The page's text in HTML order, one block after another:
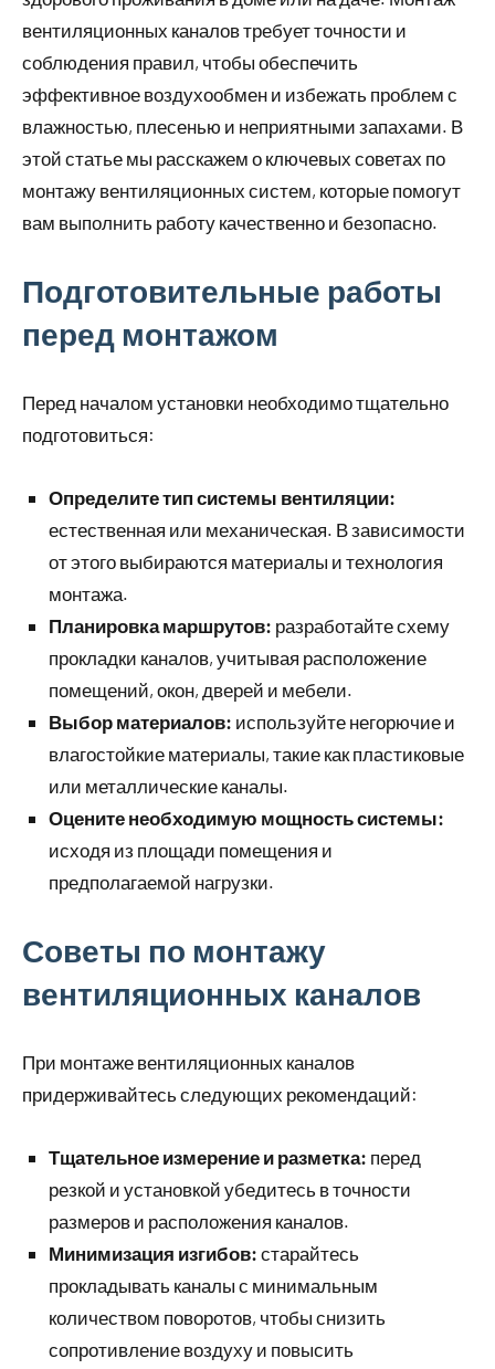
вентиляционных каналов требует точности и
соблюдения правил, чтобы обеспечить
эффективное воздухообмен и избежать проблем с
влажностью, плесенью и неприятными запахами. В
этой статье мы расскажем о ключевых советах по
монтажу вентиляционных систем, которые помогут
вам выполнить работу качественно и безопасно.
Подготовительные работы
перед монтажом
Перед началом установки необходимо тщательно
подготовиться:
Определите тип системы вентиляции:
естественная или механическая. В зависимости
от этого выбираются материалы и технология
монтажа.
Планировка маршрутов: разработайте схему
прокладки каналов, учитывая расположение
помещений, окон, дверей и мебели.
Выбор материалов: используйте негорючие и
влагостойкие материалы, такие как пластиковые
или металлические каналы.
Оцените необходимую мощность системы:
исходя из площади помещения и
предполагаемой нагрузки.
Советы по монтажу
вентиляционных каналов
При монтаже вентиляционных каналов
придерживайтесь следующих рекомендаций:
Тщательное измерение и разметка: перед
резкой и установкой убедитесь в точности
размеров и расположения каналов.
Минимизация изгибов: старайтесь
прокладывать каналы с минимальным
количеством поворотов, чтобы снизить
сопротивление воздуху и повысить